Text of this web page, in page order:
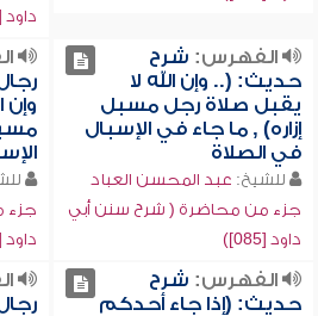
داود
الفهرس: شرح
حديث: (.. وإن الله لا
يقبل صلاة رجل مسبل
إزاره) , ما جاء في الإسبال
في الصلاة
للشيخ: عبد المحسن العباد
جزء من محاضرة ( شرح سنن أبي
داود [085])
وإن
جزء
داود
الفهرس: شرح
حديث: (إذا جاء أحدكم